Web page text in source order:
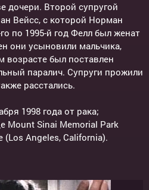
дочери. Второй супругой
Вейсс, с которой Норман
по 1995-й год Фелл был женат
они усыновили мальчика,
возрасте был поставлен
паралич. Супруги прожили
расстались.
1998 года от рака;
Mount Sinai Memorial Park
(Los Angeles, California).